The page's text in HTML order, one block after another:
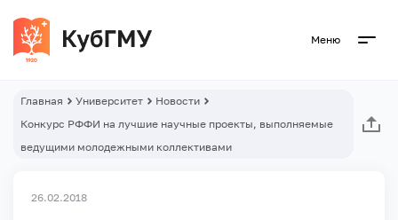
Меню
Главная Университет
Новости
Конкурс РФФИ на лучшие научные проекты, выполняемые
ведущими молодежными коллективами
26.02.2018